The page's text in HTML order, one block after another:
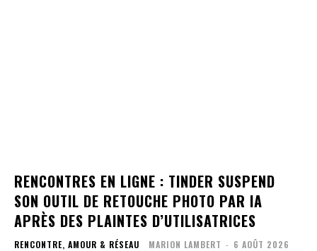
RENCONTRES EN LIGNE : TINDER SUSPEND
SON OUTIL DE RETOUCHE PHOTO PAR IA
APRÈS DES PLAINTES D’UTILISATRICES
RENCONTRE, AMOUR & RÉSEAU MARION LAMBERT - 6 AOÛT 2026